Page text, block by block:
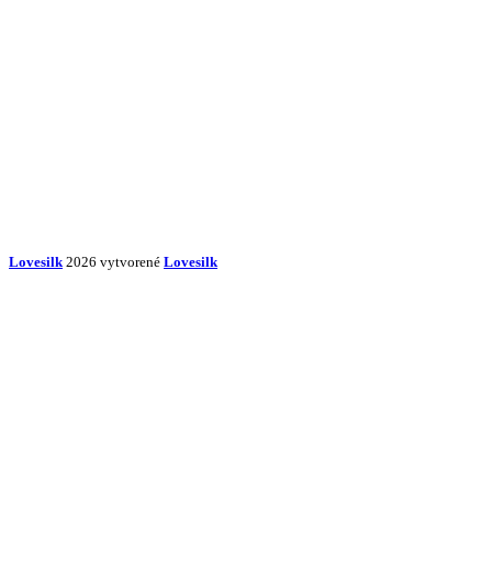
Lovesilk 2026 vytvorené Lovesilk